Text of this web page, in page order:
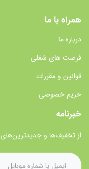
همراه با ما
درباره ما
فرصت های شغلی
قوانین و مقررات
حریم خصوصی
خبرنامه
از تخفیف‌ها و جدیدترین‌های STJ باخبر شوید: